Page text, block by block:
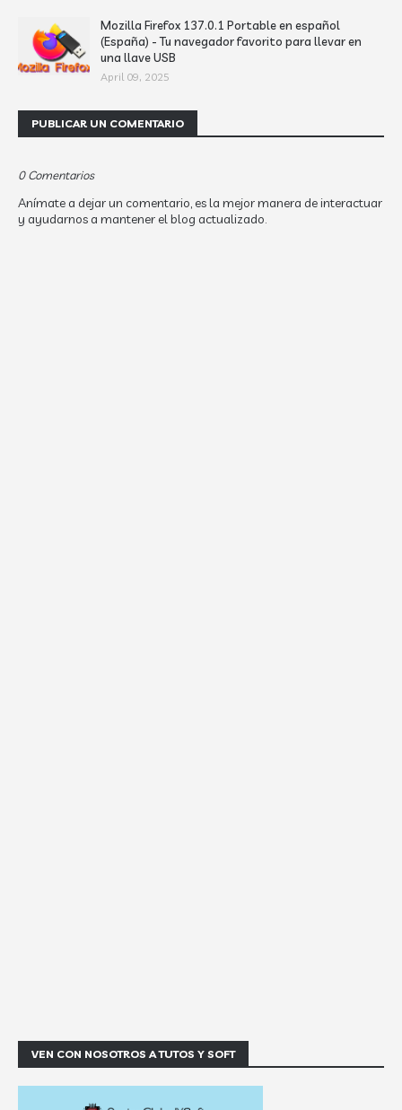
Mozilla Firefox 137.0.1 Portable en español
(España) - Tu navegador favorito para llevar en
una llave USB
April 09, 2025
PUBLICAR UN COMENTARIO
0 Comentarios
Anímate a dejar un comentario, es la mejor manera de interactuar
y ayudarnos a mantener el blog actualizado.
VEN CON NOSOTROS A TUTOS Y SOFT